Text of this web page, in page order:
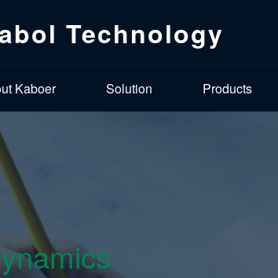
Technology
Kaboer Solution Products